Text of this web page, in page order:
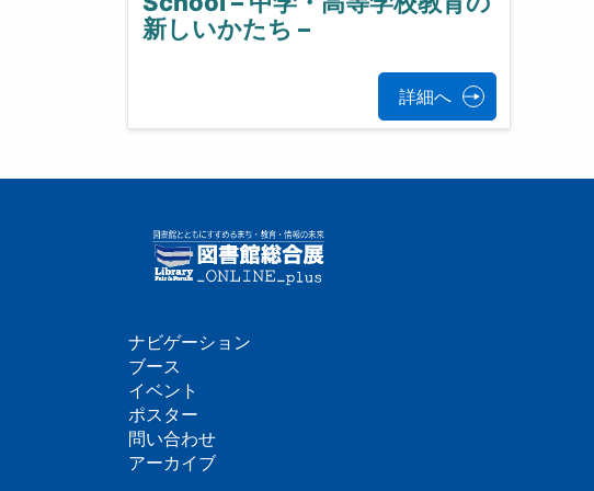
新しいかたち –
詳細へ
フ
ッ
タ
ナビゲーション
ブース
イベント
ポスター
問い合わせ
アーカイブ